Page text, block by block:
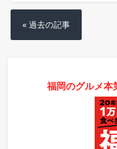
« 過去の記事
福岡のグルメ本